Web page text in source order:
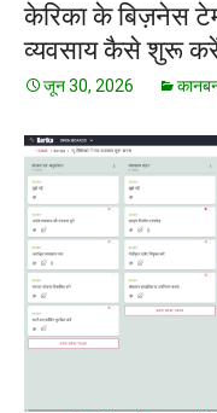
केरिका के बिज़नेस
व्यवसाय कैसे शुरू
जून 30, 2026